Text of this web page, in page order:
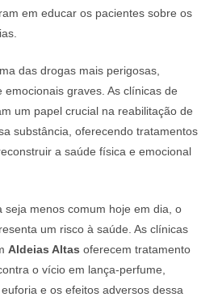
em educar os pacientes sobre os
das drogas mais perigosas,
graves. As clínicas de
um papel crucial na reabilitação de
substância, oferecendo tratamentos
a saúde física e emocional
seja menos comum hoje em dia, o
um risco à saúde. As clínicas
Aldeias Altas oferecem tratamento
o vício em lança-perfume,
e os efeitos adversos dessa